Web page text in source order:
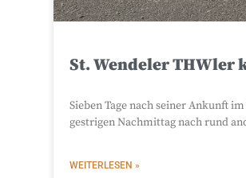
St. Wendeler THWler
Sieben Tage nach seiner Ankunft
gestrigen Nachmittag nach rund
WEITERLESEN »